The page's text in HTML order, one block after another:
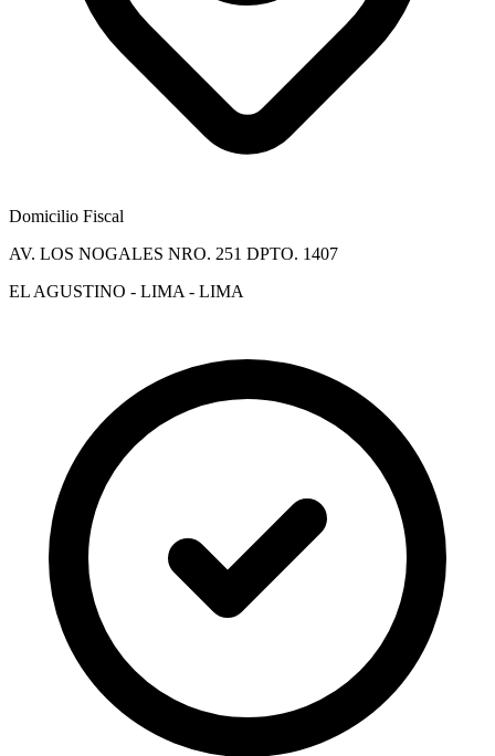
Domicilio Fiscal
AV. LOS NOGALES NRO. 251 DPTO. 1407
EL AGUSTINO - LIMA - LIMA